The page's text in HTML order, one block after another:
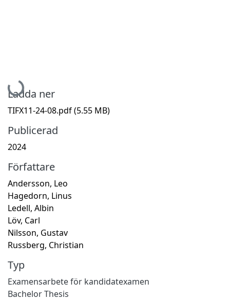
Hämtar...
Ladda ner
TIFX11-24-08.pdf(5.55 MB)
Publicerad
2024
Författare
Andersson, Leo
Hagedorn, Linus
Ledell, Albin
Löv, Carl
Nilsson, Gustav
Russberg, Christian
Typ
Examensarbete för kandidatexamen
Bachelor Thesis